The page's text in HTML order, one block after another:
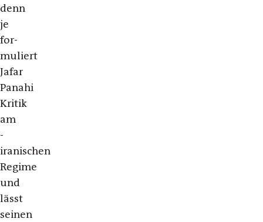
denn
je
for­
muliert
Jafar
Panahi
Kritik
am
­
iranischen
Regime
und
lässt
seinen